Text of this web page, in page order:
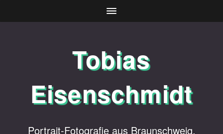
Tobias
Eisenschmidt
Portrait-Fotografie aus Braunschweig.